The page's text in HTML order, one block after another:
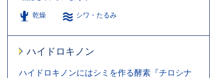
乾燥 シワ・たるみ
ハイドロキノン
ハイドロキノンにはシミを作る酵素『チロシナ